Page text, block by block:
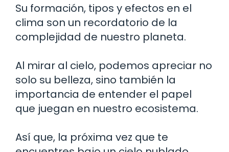
Su formación, tipos y efectos en el
clima son un recordatorio de la
complejidad de nuestro planeta.
Al mirar al cielo, podemos apreciar no
solo su belleza, sino también la
importancia de entender el papel
que juegan en nuestro ecosistema.
Así que, la próxima vez que te